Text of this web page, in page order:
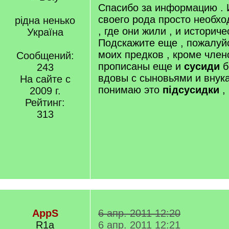
рідна ненько
Україна
Сообщений:
243
На сайте с
2009 г.
Рейтинг:
313
Спасибо за информацию .
своего рода просто
, где они жили , и
Подскажите еще ,
моих предков , кроме
прописаны еще и сусиди
вдовы с сыновьями и
понимаю это підсусидки ,
AppS
R1a
6 апр. 2011 12:20
6 апр. 2011 12:21